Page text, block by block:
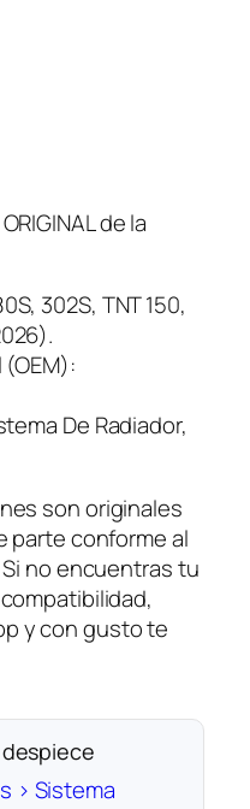
de la
302S, TNT 150,
De Radiador,
son originales
parte conforme al
no encuentras tu
y con gusto te
› Sistema